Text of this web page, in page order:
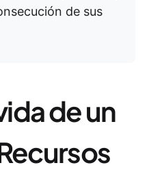
de sus
de un